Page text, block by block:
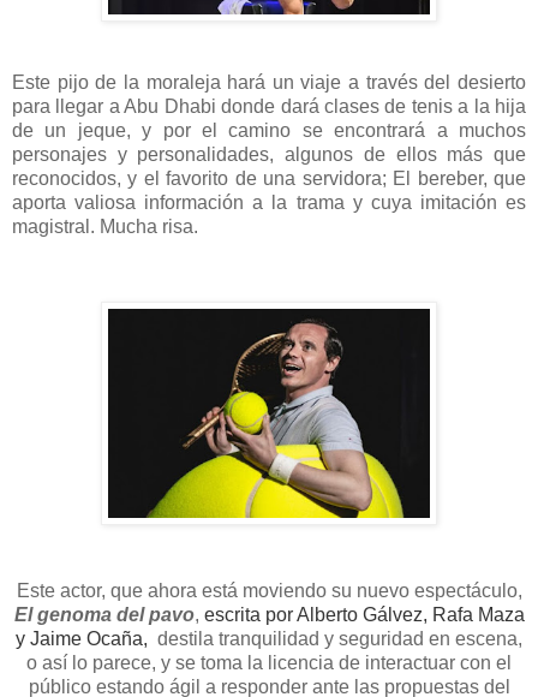
Este pijo de la moraleja hará un viaje a través del desierto
para llegar a Abu Dhabi donde dará clases de tenis a la hija
de un jeque, y por el camino se encontrará a muchos
personajes y personalidades, algunos de ellos más que
reconocidos, y el favorito de una servidora; El bereber, que
aporta valiosa información a la trama y cuya imitación es
magistral. Mucha risa.
Este actor, que ahora está moviendo su nuevo espectáculo,
El genoma del pavo, escrita por Alberto Gálvez, Rafa Maza
y Jaime Ocaña, destila tranquilidad y seguridad en escena,
o así lo parece, y se toma la licencia de interactuar con el
público estando ágil a responder ante las propuestas del